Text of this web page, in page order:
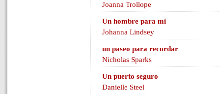
Joanna Trollope
Un hombre para mi
Johanna Lindsey
un paseo para recordar
Nicholas Sparks
Un puerto seguro
Danielle Steel